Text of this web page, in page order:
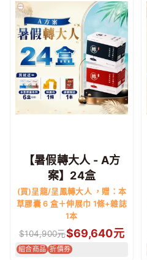
【暑假轉大人 - A方
案】24盒
(買)呈龍/呈鳳轉大人 ，贈：本
草膠囊 6 盒＋伸展巾 1條+雜誌
1本
$104,900元$69,640元
組合商品 折價券